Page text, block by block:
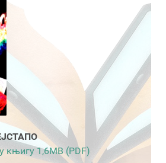
књигу 1,6MB (PDF)